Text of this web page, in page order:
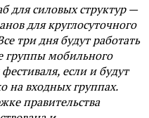
для силовых структур —
для круглосуточного
три дня будут работать
группы мобильного
если и будут
на входных группах.
правительства